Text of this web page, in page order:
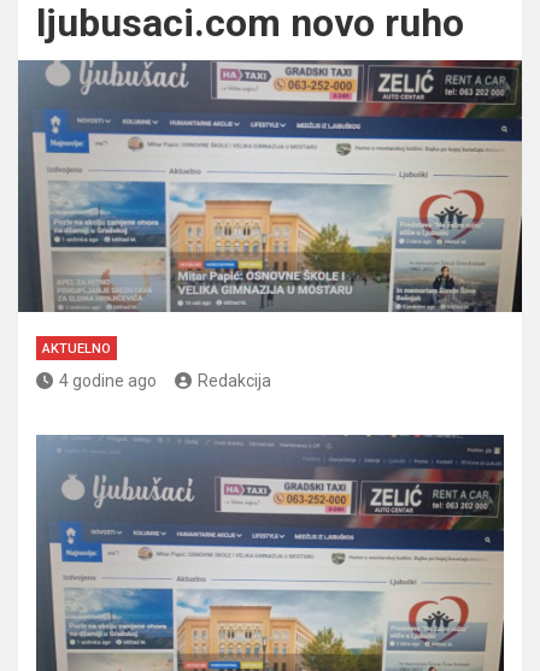
ljubusaci.com novo ruho
AKTUELNO
4 godine ago Redakcija